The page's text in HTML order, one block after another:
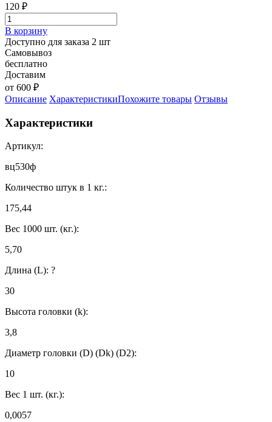
120 ₽
В корзину
Доступно для заказа 2 шт
Самовывоз
бесплатно
Доставим
от 600 ₽
Описание ХарактеристикиПохожите товары Отзывы
Характеристики
Артикул:
вц530ф
Количество штук в 1 кг.:
175,44
Вес 1000 шт. (кг.):
5,70
Длина (L): ?
30
Высота головки (k):
3,8
Диаметр головки (D) (Dk) (D2):
10
Вес 1 шт. (кг.):
0,0057